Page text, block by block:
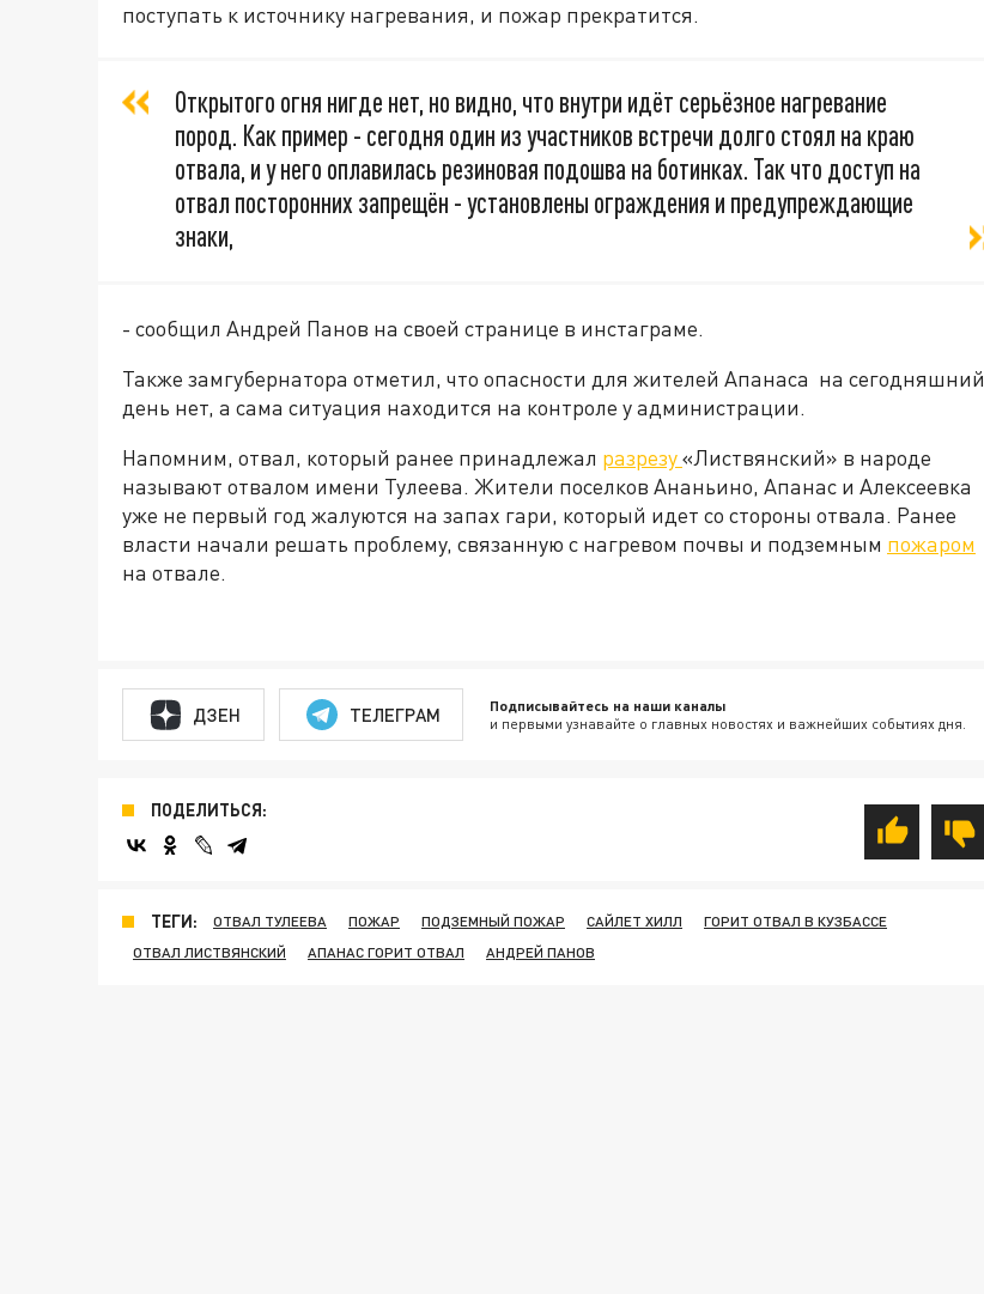
поступать к источнику нагревания, и пожар прекратится.
Открытого огня нигде нет, но видно, что внутри идёт серьёзное нагревание
пород. Как пример - сегодня один из участников встречи долго стоял на краю
отвала, и у него оплавилась резиновая подошва на ботинках. Так что доступ на
отвал посторонних запрещён - установлены ограждения и предупреждающие
знаки,
- сообщил Андрей Панов на своей странице в инстаграме.
Также замгубернатора отметил, что опасности для жителей Апанаса на сегодняшний
день нет, а сама ситуация находится на контроле у администрации.
Напомним, отвал, который ранее принадлежал разрезу«Листвянский» в народе
называют отвалом имени Тулеева. Жители поселков Ананьино, Апанас и Алексеевка
уже не первый год жалуются на запах гари, который идет со стороны отвала. Ранее
власти начали решать проблему, связанную с нагревом почвы и подземным пожаром
на отвале.
ДЗЕН ТЕЛЕГРАМ Подписывайтесь на наши каналы
и первыми узнавайте о главных новостях и важнейших событиях дня.
ПОДЕЛИТЬСЯ:
ТЕГИ: ОТВАЛ ТУЛЕЕВА ПОЖАР ПОДЗЕМНЫЙ ПОЖАР САЙЛЕТ ХИЛЛ
ГОРИТ ОТВАЛ В КУЗБАССЕ
ОТВАЛ ЛИСТВЯНСКИЙ
АПАНАС ГОРИТ ОТВАЛ АНДРЕЙ ПАНОВ